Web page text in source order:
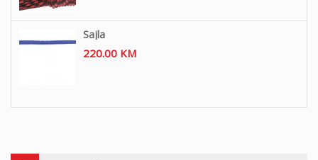
Sajla
220.00 KM